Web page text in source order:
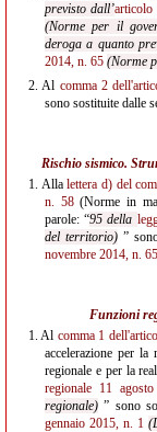
previsto dall’articolo
(Norme per il
deroga a quanto
2014, n. 65 (Norme
2. Al comma 2
sono sostituite dalle
Rischio sismico.
1. Allalettera d) del
n. 58(Norme in
parole: “95 della
del territorio) ”
novembre 2014, n. 65
Funzioni
1. Al comma 1
accelerazione per la
regionale e per la
regionale 11
regionale) ” sono
gennaio 2015, n. 1